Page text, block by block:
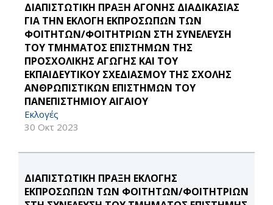
ΔΙΑΠΙΣΤΩΤΙΚΗ ΠΡΑΞΗ ΑΓΟΝΗΣ ΔΙΑΔΙΚΑΣΙΑΣ
ΓΙΑ ΤΗΝ ΕΚΛΟΓΗ ΕΚΠΡΟΣΩΠΩΝ ΤΩΝ
ΦΟΙΤΗΤΩΝ/ΦΟΙΤΗΤΡΙΩΝ ΣΤΗ ΣΥΝΕΛΕΥΣΗ
ΤΟΥ ΤΜΗΜΑΤΟΣ ΕΠΙΣΤΗΜΩΝ ΤΗΣ
ΠΡΟΣΧΟΛΙΚΗΣ ΑΓΩΓΗΣ ΚΑΙ ΤΟΥ
ΕΚΠΑΙΔΕΥΤΙΚΟΥ ΣΧΕΔΙΑΣΜΟΥ ΤΗΣ ΣΧΟΛΗΣ
ΑΝΘΡΩΠΙΣΤΙΚΩΝ ΕΠΙΣΤΗΜΩΝ ΤΟΥ
ΠΑΝΕΠΙΣΤΗΜΙΟΥ ΑΙΓΑΙΟΥ
Εκλογές
30 Οκτ 2023
ΔΙΑΠΙΣΤΩΤΙΚΗ ΠΡΑΞΗ ΕΚΛΟΓΗΣ
ΕΚΠΡΟΣΩΠΩΝ ΤΩΝ ΦΟΙΤΗΤΩΝ/ΦΟΙΤΗΤΡΙΩΝ